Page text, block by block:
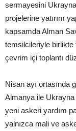
sermayesini
projelerine yatırım
kapsamda Alman
temsilcileriyle birlikte
çevrim içi toplantı
Nisan ayı ortasında
Almanya ile Ukrayna
yeni askeri yardım
yalnızca mali ve